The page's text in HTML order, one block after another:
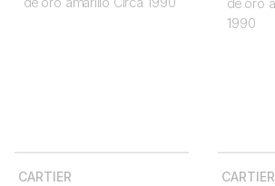
CARTIER
CARTIER